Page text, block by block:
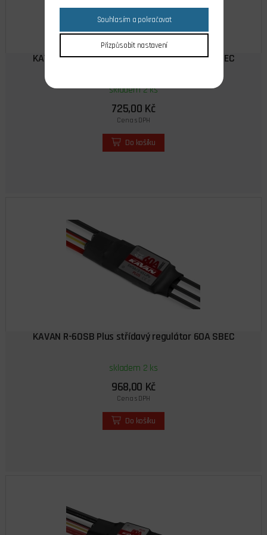
KAVAN R-50SB Plus střídavý regulátor 50A SBEC
skladem 2 ks
725,00 Kč
Cena s DPH
Do košíku
KAVAN R-60SB Plus střídavý regulátor 60A SBEC
skladem 2 ks
968,00 Kč
Cena s DPH
Do košíku
Souhlasím a pokračovat
Přizpůsobit nastavení